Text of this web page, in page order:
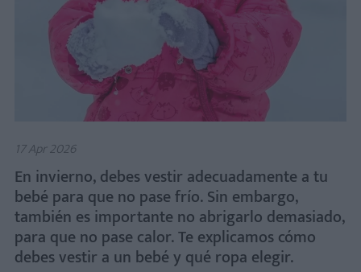
17 Apr 2026
En invierno, debes vestir adecuadamente a tu
bebé para que no pase frío. Sin embargo,
también es importante no abrigarlo demasiado,
para que no pase calor. Te explicamos cómo
debes vestir a un bebé y qué ropa elegir.